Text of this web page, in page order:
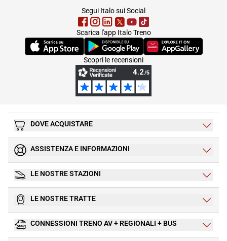
Segui Italo sui Social
Scarica l'app Italo Treno
(Si apre in una nuova scheda)(Si apre in una nuova scheda)
(Si apre in una nuova
Scopri le recensioni
DOVE ACQUISTARE
ASSISTENZA E INFORMAZIONI
LE NOSTRE STAZIONI
LE NOSTRE TRATTE
CONNESSIONI TRENO AV + REGIONALI + BUS